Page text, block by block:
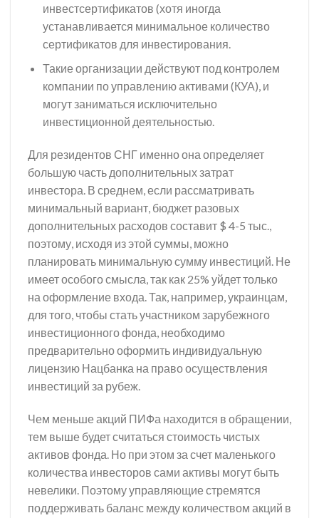
инвестсертификатов (хотя иногда
устанавливается минимальное количество
сертификатов для инвестирования.
Такие организации действуют под контролем
компании по управлению активами (КУА), и
могут заниматься исключительно
инвестиционной деятельностью.
Для резидентов СНГ именно она определяет
большую часть дополнительных затрат
инвестора. В среднем, если рассматривать
минимальный вариант, бюджет разовых
дополнительных расходов составит $ 4-5 тыс.,
поэтому, исходя из этой суммы, можно
планировать минимальную сумму инвестиций. Не
имеет особого смысла, так как 25% уйдет только
на оформление входа. Так, например, украинцам,
для того, чтобы стать участником зарубежного
инвестиционного фонда, необходимо
предварительно оформить индивидуальную
лицензию Нацбанка на право осуществления
инвестиций за рубеж.
Чем меньше акций ПИФа находится в обращении,
тем выше будет считаться стоимость чистых
активов фонда. Но при этом за счет маленького
количества инвесторов сами активы могут быть
невелики. Поэтому управляющие стремятся
поддерживать баланс между количеством акций в